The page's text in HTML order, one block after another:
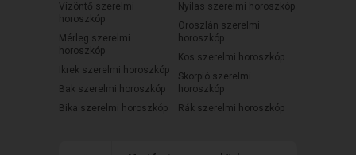
Vízöntő szerelmi
horoszkóp
Mérleg szerelmi
horoszkóp
Ikrek szerelmi horoszkóp
Bak szerelmi horoszkóp
Bika szerelmi horoszkóp
Nyilas szerelmi horoszkóp
Oroszlán szerelmi
horoszkóp
Kos szerelmi horoszkóp
Skorpió szerelmi
horoszkóp
Rák szerelmi horoszkóp